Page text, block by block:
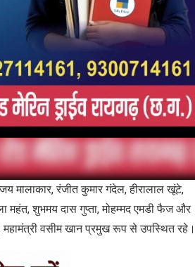
मालाकार, रंजीत कुमार गंदेल, हीरालाल खूंटे,
महंत, शुभमय दास गुप्ता, मोहम्मद एमडी फैज और
महामंत्री वसीम खान प्रमुख रूप से उपस्थित रहे।